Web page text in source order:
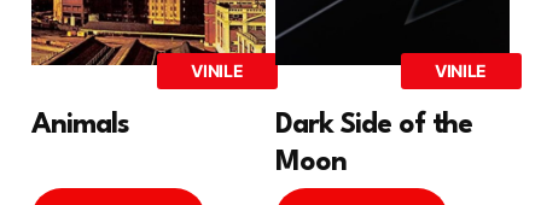
VINILE
Animals
VINILE
Dark Side of the
Moon